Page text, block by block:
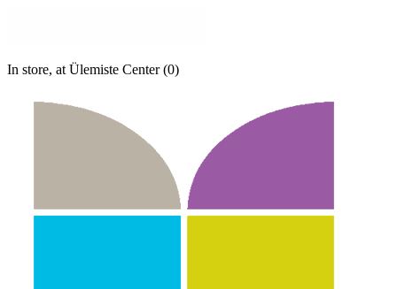
In store, at Ülemiste Center (0)